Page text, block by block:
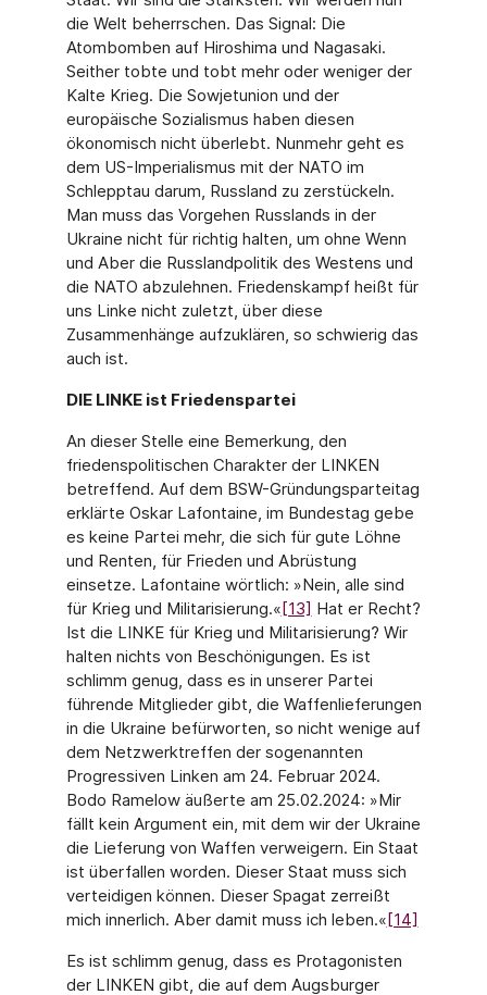
die Welt beherrschen. Das Signal: Die
Atombomben auf Hiroshima und Nagasaki.
Seither tobte und tobt mehr oder weniger der
Kalte Krieg. Die Sowjetunion und der
europäische Sozialismus haben diesen
ökonomisch nicht überlebt. Nunmehr geht es
dem US-Imperialismus mit der NATO im
Schlepptau darum, Russland zu zerstückeln.
Man muss das Vorgehen Russlands in der
Ukraine nicht für richtig halten, um ohne Wenn
und Aber die Russlandpolitik des Westens und
die NATO abzulehnen. Friedenskampf heißt für
uns Linke nicht zuletzt, über diese
Zusammenhänge aufzuklären, so schwierig das
auch ist.
DIE LINKE ist Friedenspartei
An dieser Stelle eine Bemerkung, den
friedenspolitischen Charakter der LINKEN
betreffend. Auf dem BSW-Gründungsparteitag
erklärte Oskar Lafontaine, im Bundestag gebe
es keine Partei mehr, die sich für gute Löhne
und Renten, für Frieden und Abrüstung
einsetze. Lafontaine wörtlich: »Nein, alle sind
für Krieg und Militarisierung.«[13] Hat er Recht?
Ist die LINKE für Krieg und Militarisierung? Wir
halten nichts von Beschönigungen. Es ist
schlimm genug, dass es in unserer Partei
führende Mitglieder gibt, die Waffenlieferungen
in die Ukraine befürworten, so nicht wenige auf
dem Netzwerktreffen der sogenannten
Progressiven Linken am 24. Februar 2024.
Bodo Ramelow äußerte am 25.02.2024: »Mir
fällt kein Argument ein, mit dem wir der Ukraine
die Lieferung von Waffen verweigern. Ein Staat
ist überfallen worden. Dieser Staat muss sich
verteidigen können. Dieser Spagat zerreißt
mich innerlich. Aber damit muss ich leben.«[14]
Es ist schlimm genug, dass es Protagonisten
der LINKEN gibt, die auf dem Augsburger